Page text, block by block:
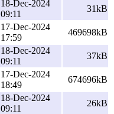
18-Dec-2024
09:11
31kB
17-Dec-2024
17:59
469698kB
18-Dec-2024
09:11
37kB
17-Dec-2024
18:49
674696kB
18-Dec-2024
09:11
26kB